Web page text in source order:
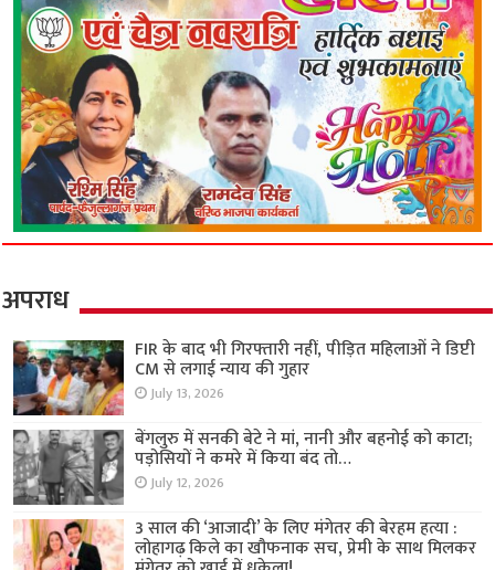
अपराध
FIR के बाद भी गिरफ्तारी नहीं, पीड़ित महिलाओं ने डिप्टी
CM से लगाई न्याय की गुहार
July 13, 2026
बेंगलुरु में सनकी बेटे ने मां, नानी और बहनोई को काटा;
पड़ोसियों ने कमरे में किया बंद तो…
July 12, 2026
3 साल की ‘आजादी’ के लिए मंगेतर की बेरहम हत्या :
लोहागढ़ किले का खौफनाक सच, प्रेमी के साथ मिलकर